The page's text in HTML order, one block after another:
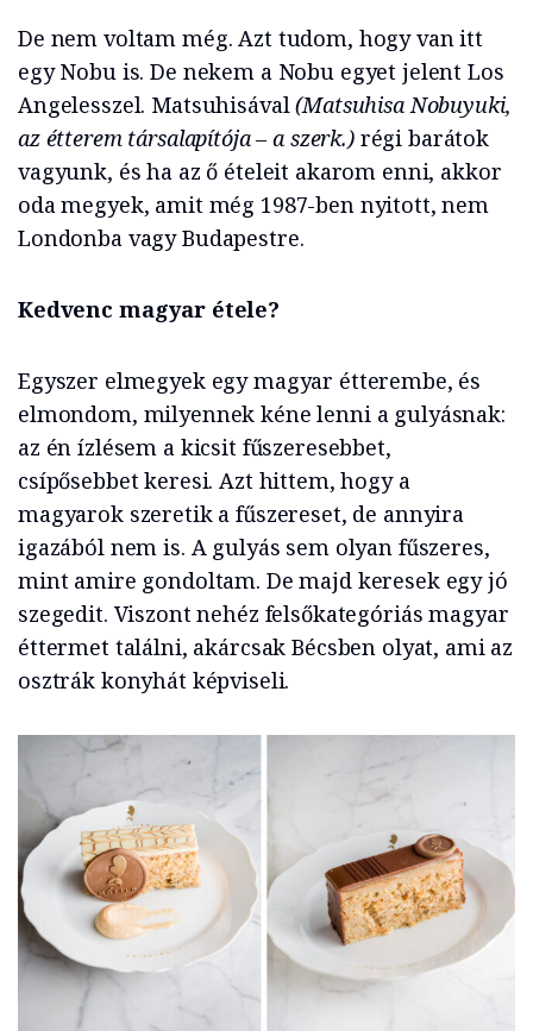
De nem voltam még. Azt tudom, hogy van itt
egy Nobu is. De nekem a Nobu egyet jelent Los
Angelesszel. Matsuhisával(Matsuhisa Nobuyuki,
az étterem társalapítója – a szerk.)régi barátok
vagyunk, és ha az ő ételeit akarom enni, akkor
oda megyek, amit még 1987-ben nyitott, nem
Londonba vagy Budapestre.
Kedvenc magyar étele?
Egyszer elmegyek egy magyar étterembe, és
elmondom, milyennek kéne lenni a gulyásnak:
az én ízlésem a kicsit fűszeresebbet,
csípősebbet keresi. Azt hittem, hogy a
magyarok szeretik a fűszereset, de annyira
igazából nem is. A gulyás sem olyan fűszeres,
mint amire gondoltam. De majd keresek egy jó
szegedit. Viszont nehéz felsőkategóriás magyar
éttermet találni, akárcsak Bécsben olyat, ami az
osztrák konyhát képviseli.